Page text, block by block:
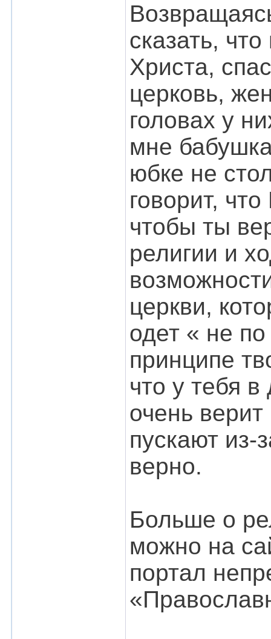
сказать,
Христа,
церковь,
головах у
мне
юбке не
говорит,
чтобы ты
религии и
церкви,
одет « не
принципе
что у тебя
очень верит
пускают из-
верно.
Больше о
можно на
портал